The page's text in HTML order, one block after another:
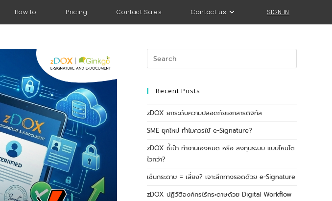
How to Pricing Contact Sales Contact us SIGN IN
Recent Posts
zDOX ยกระดับความปลอดภัยเอกสารดิจิทัล
SME ยุคใหม่ ทำไมควรใช้ e-Signature?
zDOX ชี้เป้า ทำงานเองหมด หรือ ลงทุนระบบ แบบไหนโต
ไวกว่า?
เซ็นกระดาษ = เสี่ยง? เจาะลึกทางรอดด้วย e-Signature
zDOX ปฏิวัติองค์กรไร้กระดาษด้วย Digital Workflow